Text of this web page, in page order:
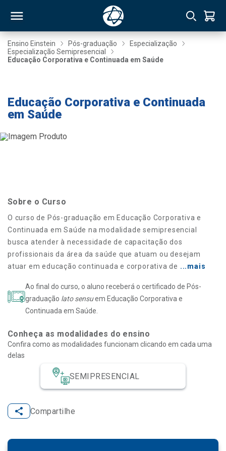
Ensino Einstein Pós-graduação
Especialização
Especialização Semipresencial
Educação Corporativa e Continuada em Saúde
Educação Corporativa e Continuada
em Saúde
Sobre o Curso
O curso de Pós-graduação em Educação Corporativa e
Continuada em Saúde na modalidade semipresencial
busca atender à necessidade de capacitação dos
profissionais da área da saúde que atuam ou desejam
atuar em educação continuada e corporativa de ...mais
Ao final do curso, o aluno receberá o certificado de Pós-
graduação lato sensuem Educação Corporativa e
Continuada em Saúde.
Conheça as modalidades do ensino
SEMIPRESENCIAL
Confira como as modalidades funcionam clicando em cada uma
delas
Compartilhe